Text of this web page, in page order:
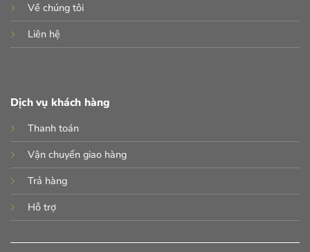
Về chúng tôi
Liên hệ
Dịch vụ khách hàng
Thanh toán
Vận chuyển giao hàng
Trả hàng
Hỗ trợ